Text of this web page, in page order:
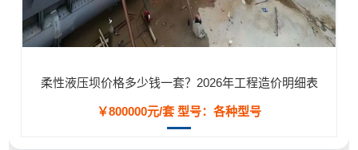
柔性液压坝价格多少钱一套？2026年工程造价明细表
￥800000元/套型号：各种型号